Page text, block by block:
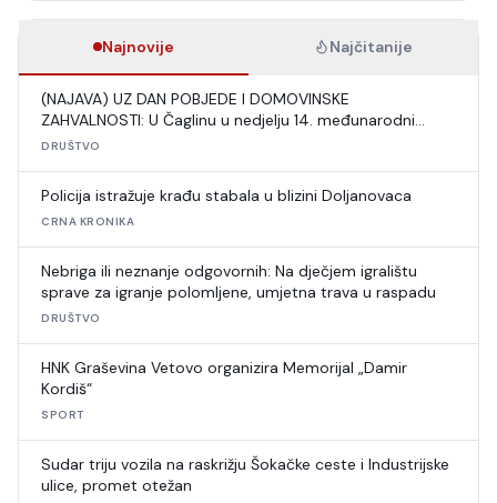
Najnovije Najčitanije
(NAJAVA) UZ DAN POBJEDE I DOMOVINSKE
ZAHVALNOSTI: U Čaglinu u nedjelju 14. međunarodni
šahovski turnir
DRUŠTVO
Policija istražuje krađu stabala u blizini Doljanovaca
CRNA KRONIKA
Nebriga ili neznanje odgovornih: Na dječjem igralištu
sprave za igranje polomljene, umjetna trava u raspadu
DRUŠTVO
HNK Graševina Vetovo organizira Memorijal „Damir
Kordiš“
SPORT
Sudar triju vozila na raskrižju Šokačke ceste i Industrijske
ulice, promet otežan